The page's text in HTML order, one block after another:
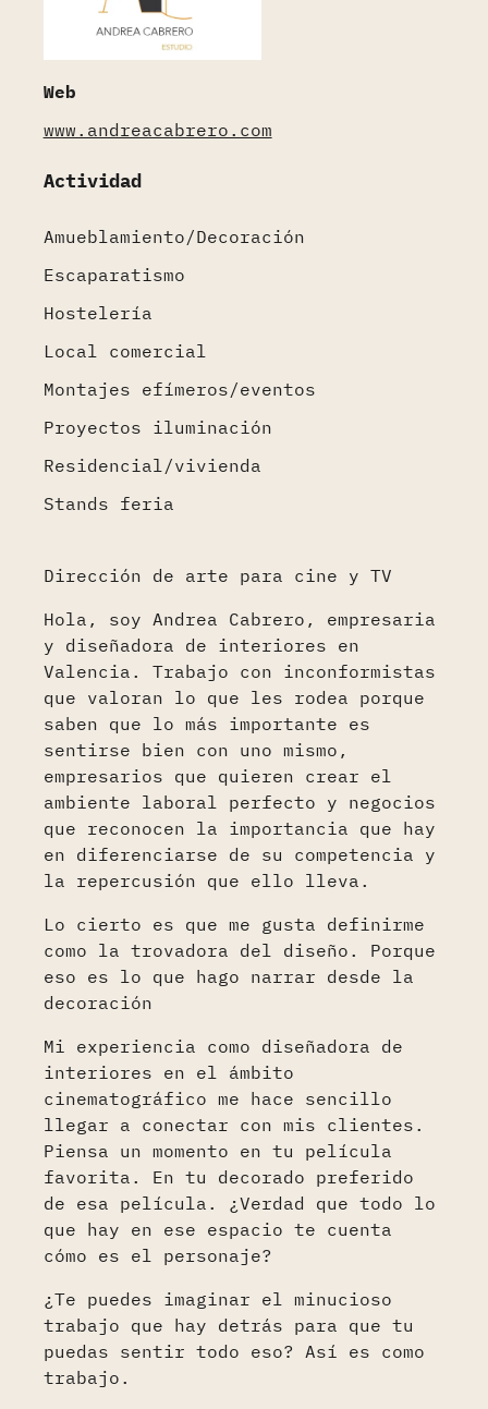
Web
www.andreacabrero.com
Actividad
Amueblamiento/Decoración
Escaparatismo
Hostelería
Local comercial
Montajes efímeros/eventos
Proyectos iluminación
Residencial/vivienda
Stands feria
Dirección de arte para cine y TV
Hola, soy Andrea Cabrero, empresaria
y diseñadora de interiores en
Valencia. Trabajo con inconformistas
que valoran lo que les rodea porque
saben que lo más importante es
sentirse bien con uno mismo,
empresarios que quieren crear el
ambiente laboral perfecto y negocios
que reconocen la importancia que hay
en diferenciarse de su competencia y
la repercusión que ello lleva.
Lo cierto es que me gusta definirme
como la trovadora del diseño. Porque
eso es lo que hago narrar desde la
decoración
Mi experiencia como diseñadora de
interiores en el ámbito
cinematográfico me hace sencillo
llegar a conectar con mis clientes.
Piensa un momento en tu película
favorita. En tu decorado preferido
de esa película. ¿Verdad que todo lo
que hay en ese espacio te cuenta
cómo es el personaje?
¿Te puedes imaginar el minucioso
trabajo que hay detrás para que tu
puedas sentir todo eso? Así es como
trabajo.